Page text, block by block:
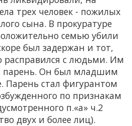
трех человек - пожилых
сына. В прокуратуре
семью убили
был задержан и тот,
расправился с людьми. Им
парень. Он был младшим
Парень стал фигурантом
по признакам
п.«а» ч.2
двух и более лиц).